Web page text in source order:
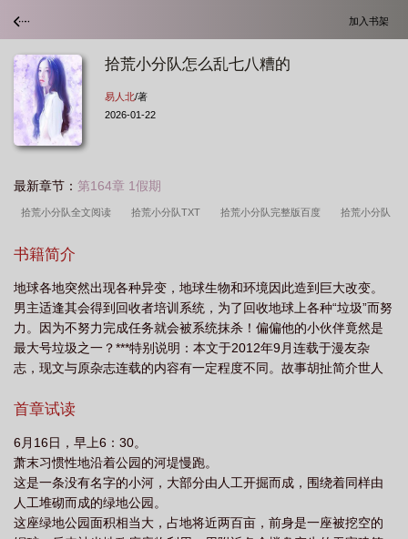
加入书架
拾荒小分队怎么乱七八糟的
易人北/著
2026-01-22
最新章节： 第164章 1假期
拾荒小分队全文阅读 拾荒小分队TXT 拾荒小分队完整版百度 拾荒小分队
度 拾荒小分队攻是谁
by易人北笔趣阁 拾荒小分队 易人北讲的什么 拾荒小分队by 拾荒小分队 易
人北 拾荒小分队by易人北剧透 拾荒小分队by易人北TXT 拾荒小分队剧
透 拾荒小分队by易人北 拾荒小分队by易人北全文阅读 拾荒小分队好看
吗 拾荒小分队怎么乱七八糟的 拾荒小分队by易人北百度 拾荒小分队晋
书籍简介
地球各地突然出现各种异变，地球生物和环境因此造到巨大改变。
男主适逢其会得到回收者培训系统，为了回收地球上各种“垃圾”而努
力。因为不努力完成任务就会被系统抹杀！偏偏他的小伙伴竟然是
最大号垃圾之一？***特别说明：本文于2012年9月连载于漫友杂
志，现文与原杂志连载的内容有一定程度不同。故事胡扯简介世人
寡断还喜欢多管闲事，太讨厌了！萧末：骨头断了，内脏缺了，脸
顺眼，好想捏死他！萧末：警察叔叔的枪支坏了吗？交给我。军队
的飞机大炮不能用了吗？交给我！航空母舰、太空飞船？那也不是
问题！世人曰：主角做事能不能干脆点！连怪物都同情，圣父吗？
萧末：乱世里其实到处都是宝啊，随便捡捡，回家修复一下就全都
是新的了^^于是，萧末在乱世里做二手店老板发财了……屁！在这
首章试读
6月16日，早上6：30。
萧末习惯性地沿着公园的河堤慢跑。
这是一条没有名字的小河，大部分由人工开掘而成，围绕着同样由
人工堆砌而成的绿地公园。
这座绿地公园面积相当大，占地将近两百亩，前身是一座被挖空的